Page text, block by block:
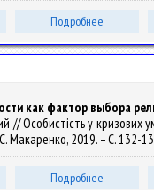
Подробнее
как фактор выбора
// Особистість у
Макаренко, 2019. – С. 132-
Подробнее